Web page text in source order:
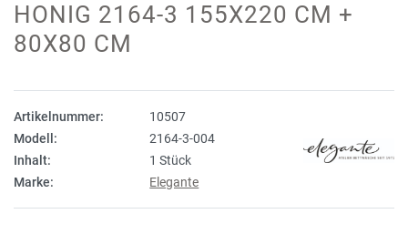
HONIG 2164-3 155X220 CM +
80X80 CM
Artikelnummer:
10507
Modell:
2164-3-004
Inhalt:
1 Stück
Marke:
Elegante